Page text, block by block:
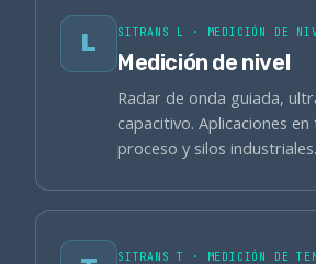
L SITRANS L · MEDICIÓN DE
Medición de nivel
Radar de onda guiada,
capacitivo. Aplicaciones
proceso y silos industriales.
SITRANS T · MEDICIÓN DE